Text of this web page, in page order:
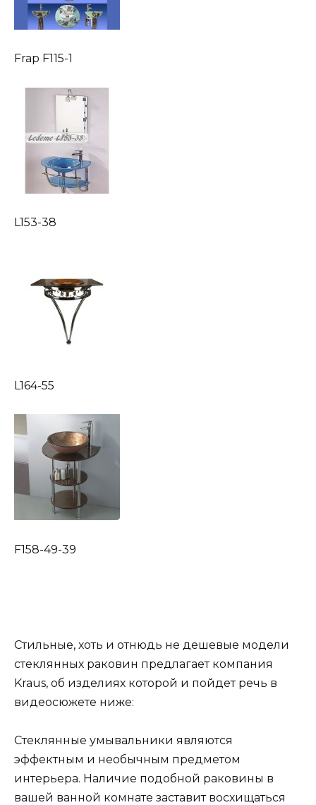
Frap F115-1
L153-38
L164-55
F158-49-39
Стильные, хоть и отнюдь не дешевые модели
стеклянных раковин предлагает компания
Kraus, об изделиях которой и пойдет речь в
видеосюжете ниже:
Стеклянные умывальники являются
эффектным и необычным предметом
интерьера. Наличие подобной раковины в
вашей ванной комнате заставит восхищаться